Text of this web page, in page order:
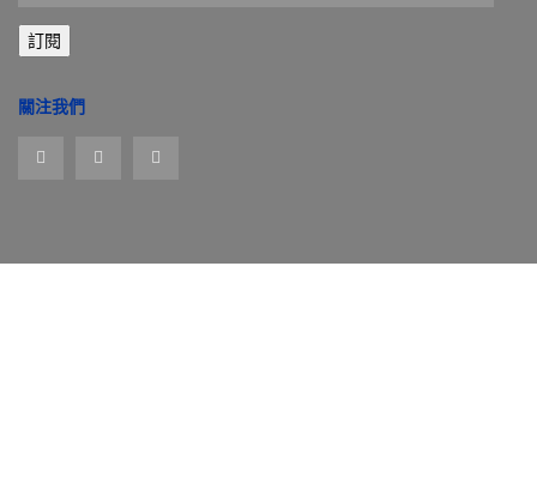
郵
件
址
訂閱
關注我們